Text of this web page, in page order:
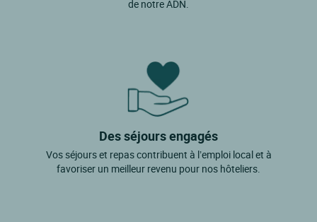
de notre ADN.
Des séjours engagés
Vos séjours et repas contribuent à l’emploi local et à
favoriser un meilleur revenu pour nos hôteliers.